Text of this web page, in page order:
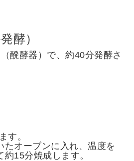
酵）
醗酵器）で、約40分発酵さ
す。
オーブンに入れ、温度を
15分焼成します。